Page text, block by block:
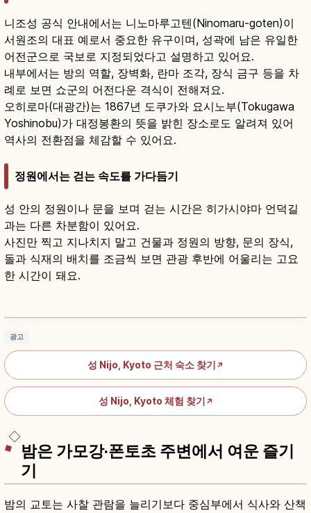
니조성 공식 안내에서는 니노마루고텐(Ninomaru-goten)이
서원조의 대표 예로서 중요한 유구이며, 성곽에 남은 유일한
어전군으로 국보로 지정되었다고 설명하고 있어요.
내부에서는 방의 역할, 장벽화, 란마 조각, 장식 금구 등을 차
례로 보면 쇼군의 어전다운 격식이 전해져요.
오히로마(대광간)는 1867년 도쿠가와 요시노부(Tokugawa
Yoshinobu)가 대정봉환의 뜻을 밝힌 장소로도 알려져 있어
역사의 전환점을 체감할 수 있어요.
정원에서는 걷는 속도를 가다듬기
성 안의 정원이나 문을 보며 걷는 시간은 히가시야마 언덕길
과는 다른 차분함이 있어요.
사진만 찍고 지나치지 말고 건물과 정원의 방향, 문의 장식,
돌과 식재의 배치를 조금씩 보면 관광 후반에 어울리는 고요
한 시간이 돼요.
니조성｜교토 도쿠가와 이에야스 세계유산 니
광고
성 Nijo, Kyoto 근처 숙소 찾기 ↗
성 Nijo, Kyoto 체험 찾기 ↗
밤은 가모강·폰토초 주변에서 여운 즐기
기
밤의 교토는 사찰 관람을 늘리기보다 중심부에서 식사와 산책